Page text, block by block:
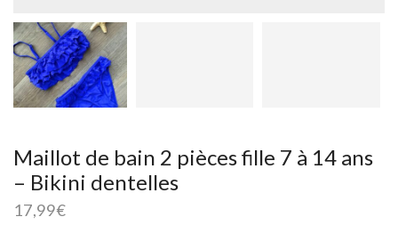
Maillot de bain 2 pièces fille 7 à 14 ans
– Bikini dentelles
17,99€